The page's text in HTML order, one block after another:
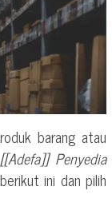
barang atau
Penyedia
ini dan pilih